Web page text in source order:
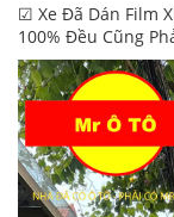
☑ Xe Đã Dán Film
100% Đều Cũng